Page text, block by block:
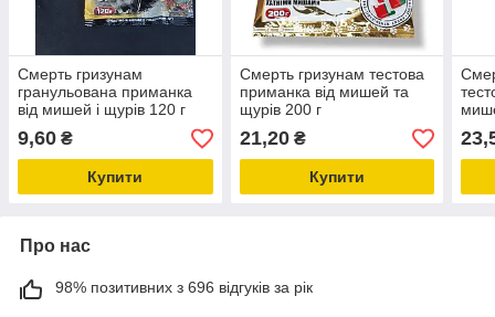
Смерть гризунам
гранульована приманка
від мишей і щурів 120 г
9,60 ₴
Купити
Смерть гризунам тестова
приманка від мишей та
щурів 200 г
21,20₴
Купити
Про нас
98% позитивних з 696 відгуків за рік